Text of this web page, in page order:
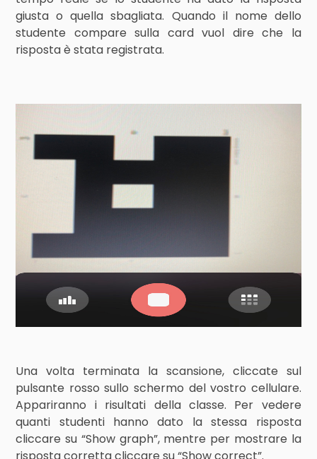
giusta o quella sbagliata. Quando il nome dello
studente compare sulla card vuol dire che la
risposta è stata registrata.
Una volta terminata la scansione, cliccate sul
pulsante rosso sullo schermo del vostro cellulare.
Appariranno i risultati della classe. Per vedere
quanti studenti hanno dato la stessa risposta
cliccare su “Show graph”, mentre per mostrare la